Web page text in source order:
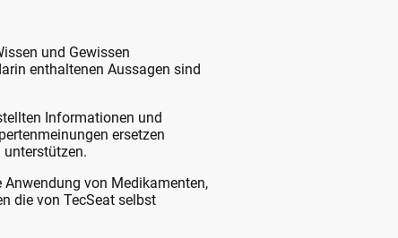
und Gewissen
enthaltenen Aussagen sind
Informationen und
ersetzen
von Medikamenten,
die von TecSeat selbst